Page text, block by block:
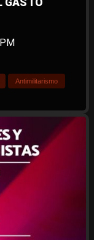
GASTO
Antimilitarismo